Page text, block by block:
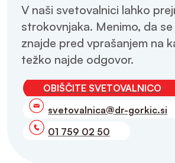
V naši svetovalnici lahko
strokovnjaka. Menimo, da
znajde pred vprašanjem na
težko najde odgovor.
OBIŠČITE SVETOVALNICO
svetovalnica@dr-gorkic.si
01 759 02 50